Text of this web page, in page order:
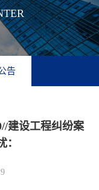
告
建设工程纠纷案